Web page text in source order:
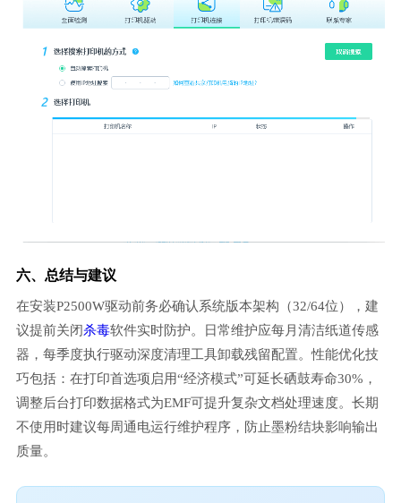
六、总结与建议
在安装P2500W驱动前务必确认系统版本架构（32/64位），建
议提前关闭杀毒软件实时防护。日常维护应每月清洁纸道传感
器，每季度执行驱动深度清理工具卸载残留配置。性能优化技
巧包括：在打印首选项启用“经济模式”可延长硒鼓寿命30%，
调整后台打印数据格式为EMF可提升复杂文档处理速度。长期
不使用时建议每周通电运行维护程序，防止墨粉结块影响输出
质量。